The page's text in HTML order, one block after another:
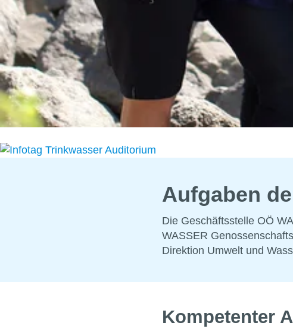
Aufgaben
Die Geschäftsstelle OÖ
WASSER
Direktion Umwelt und
Kompetenter